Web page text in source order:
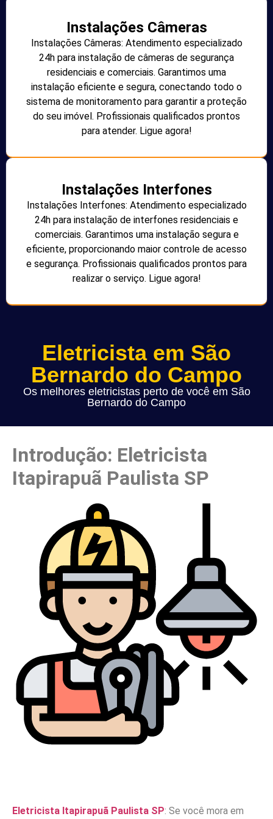
Instalações Câmeras
Instalações Câmeras: Atendimento especializado
24h para instalação de câmeras de segurança
residenciais e comerciais. Garantimos uma
instalação eficiente e segura, conectando todo o
sistema de monitoramento para garantir a proteção
do seu imóvel. Profissionais qualificados prontos
para atender. Ligue agora!
Instalações Interfones
Instalações Interfones: Atendimento especializado
24h para instalação de interfones residenciais e
comerciais. Garantimos uma instalação segura e
eficiente, proporcionando maior controle de acesso
e segurança. Profissionais qualificados prontos para
realizar o serviço. Ligue agora!
Eletricista em São
Bernardo do Campo
Os melhores eletricistas perto de você em São
Bernardo do Campo
Introdução: Eletricista
Itapirapuã Paulista SP
Eletricista Itapirapuã Paulista SP: Se você mora em